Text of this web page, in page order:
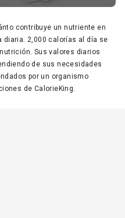
contribuye un nutriente en
diaria. 2,000 calorías al día se
Sus valores diarios
de sus necesidades
por un organismo
de CalorieKing.